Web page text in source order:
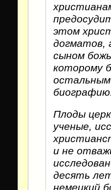
этом
догматов,
сыном
которому
Плоды
ученые,
и не
десять